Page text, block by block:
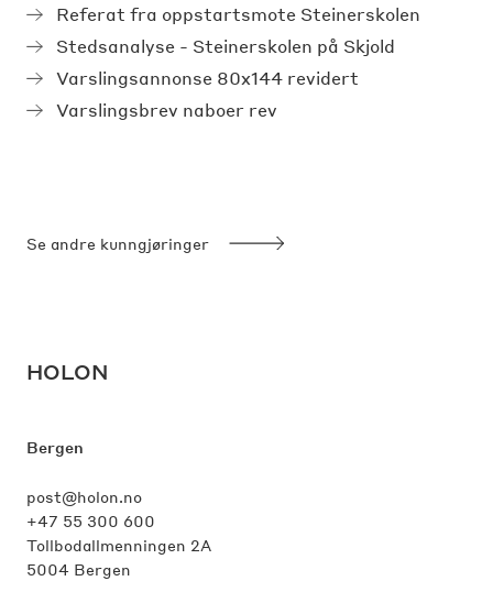
Referat fra oppstartsmote Steinerskolen
Stedsanalyse - Steinerskolen på Skjold
Varslingsannonse 80x144 revidert
Varslingsbrev naboer rev
Se andre kunngjøringer
HOLON
Bergen
post@holon.no
+47 55 300 600
Tollbodallmenningen 2A
5004 Bergen